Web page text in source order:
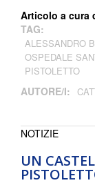
Articolo a cura
TAG:
ALESSANDRO
OSPEDALE
PISTOLETTO
AUTORE/I:
UN
NOTIZIE